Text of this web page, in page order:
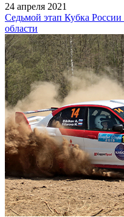
24 апреля 2021
Седьмой этап Кубка
области